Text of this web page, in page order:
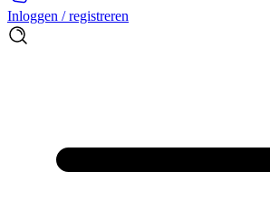
Inloggen / registreren